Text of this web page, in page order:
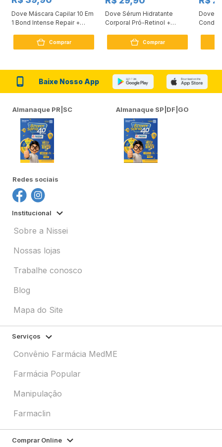
Dove Máscara Capilar 10 Em
1 Bond Intense Repair +
Comprar
Dove Sérum Hidratante
Corporal Pró-Retinol +
Comprar
Dove
Baixe Nosso App
Almanaque PR|SC Almanaque SP|DF|GO
Redes sociais
Institucional
Sobre a Nissei
Nossas lojas
Trabalhe conosco
Blog
Mapa do Site
Serviços
Convênio Farmácia MedME
Farmácia Popular
Manipulação
Farmaclin
Comprar Online